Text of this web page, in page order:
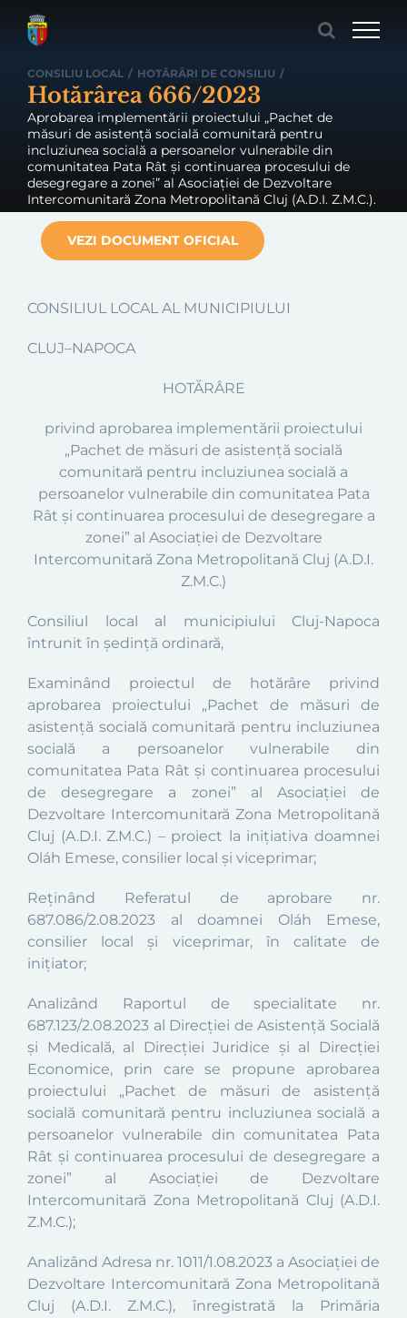
CONSILIU LOCAL / HOTĂRÂRI DE CONSILIU /
Hotărârea 666/2023
Aprobarea implementării proiectului „Pachet de
măsuri de asistență socială comunitară pentru
incluziunea socială a persoanelor vulnerabile din
comunitatea Pata Rât și continuarea procesului de
desegregare a zonei” al Asociației de Dezvoltare
Intercomunitară Zona Metropolitană Cluj (A.D.I. Z.M.C.).
VEZI DOCUMENT OFICIAL
CONSILIUL LOCAL AL MUNICIPIULUI
CLUJ–NAPOCA
HOTĂRÂRE
privind aprobarea implementării proiectului
„Pachet de măsuri de asistență socială
comunitară pentru incluziunea socială a
persoanelor vulnerabile din comunitatea Pata
Rât și continuarea procesului de desegregare a
zonei” al Asociației de Dezvoltare
Intercomunitară Zona Metropolitană Cluj (A.D.I.
Z.M.C.)
Consiliul local al municipiului Cluj-Napoca
întrunit în ședință ordinară,
Examinând proiectul de hotărâre privind
aprobarea proiectului „Pachet de măsuri de
asistență socială comunitară pentru incluziunea
socială a persoanelor vulnerabile din
comunitatea Pata Rât și continuarea procesului
de desegregare a zonei” al Asociației de
Dezvoltare Intercomunitară Zona Metropolitană
Cluj (A.D.I. Z.M.C.) – proiect la inițiativa doamnei
Oláh Emese, consilier local și viceprimar;
Reținând Referatul de aprobare nr.
687.086/2.08.2023 al doamnei Oláh Emese,
consilier local și viceprimar, în calitate de
inițiator;
Analizând Raportul de specialitate nr.
687.123/2.08.2023 al Direcției de Asistență Socială
și Medicală, al Direcției Juridice și al Direcției
Economice, prin care se propune aprobarea
proiectului „Pachet de măsuri de asistență
socială comunitară pentru incluziunea socială a
persoanelor vulnerabile din comunitatea Pata
Rât și continuarea procesului de desegregare a
zonei” al Asociației de Dezvoltare
Intercomunitară Zona Metropolitană Cluj (A.D.I.
Z.M.C.);
Analizând Adresa nr. 1011/1.08.2023 a Asociației de
Dezvoltare Intercomunitară Zona Metropolitană
Cluj (A.D.I. Z.M.C.), înregistrată la Primăria